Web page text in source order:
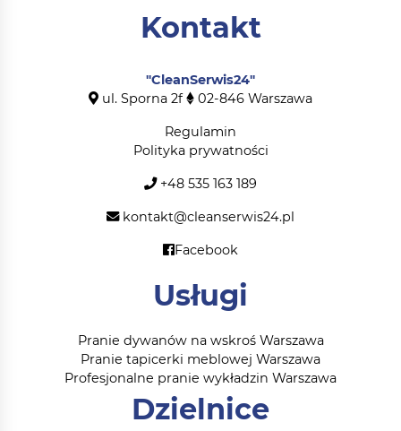
Kontakt
"CleanSerwis24"
ul. Sporna 2f
02-846 Warszawa
Regulamin
Polityka prywatności
+48 535 163 189
kontakt@cleanserwis24.pl
Facebook
Usługi
Pranie dywanów na wskroś Warszawa
Pranie tapicerki meblowej Warszawa
Profesjonalne pranie wykładzin Warszawa
Dzielnice